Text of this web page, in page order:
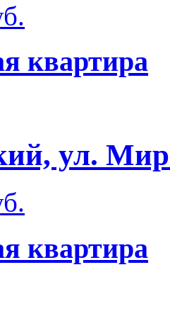
квартира
ул.
квартира